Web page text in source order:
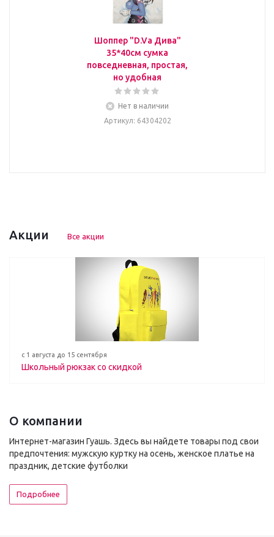
Шоппер "D.Va Дива"
35*40см сумка
повседневная, простая,
но удобная
Нет в наличии
Артикул: 64304202
Акции Все акции
с 1 августа до 15 сентября
Школьный рюкзак со скидкой
О компании
Интернет-магазин Гуашь. Здесь вы найдете товары под свои
предпочтения: мужскую куртку на осень, женское платье на
праздник, детские футболки
Подробнее